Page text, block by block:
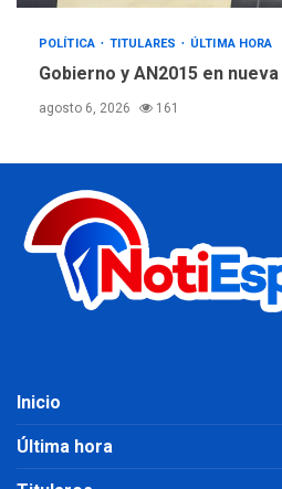
POLÍTICA TITULARES ÚLTIMA HORA
Gobierno y AN2015 en
agosto 6, 2026 161
Inicio
Última hora